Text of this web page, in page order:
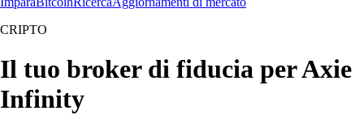
CRIPTO
Il tuo broker di fiducia per Axie
Infinity